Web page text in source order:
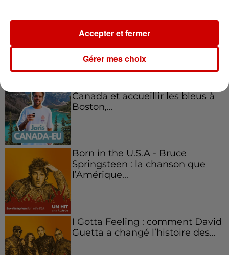
emblématique de
l'entrepreneuriat féminin
Canada et accueillir les bleus à
Boston,...
Born in the U.S.A - Bruce
Springsteen : la chanson que
l’Amérique...
I Gotta Feeling : comment David
Guetta a changé l’histoire des...
Gérer mes choix
Accepter et fermer